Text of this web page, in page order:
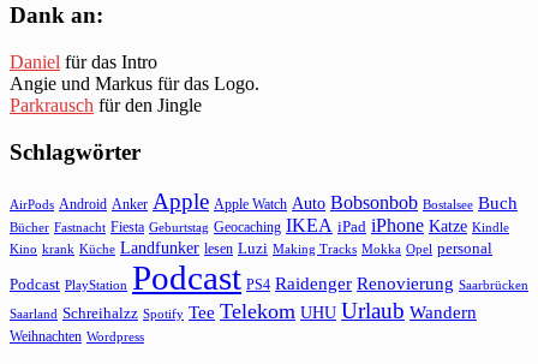
Dank an:
Daniel für das Intro
Angie und Markus für das Logo.
Parkrausch für den Jingle
Schlagwörter
AirPods Android Anker Apple Apple Watch Auto Bobsonbob Bostalsee Buch
Bücher Fastnacht Fiesta Geburtstag Geocaching IKEA iPad iPhone Katze Kindle
Kino krank Küche Landfunker lesen Luzi Making Tracks Mokka Opel personal
Podcast PlayStation Podcast PS4 Raidenger Renovierung Saarbrücken
Saarland Schreihalzz Spotify Tee Telekom UHU Urlaub Wandern
Weihnachten Wordpress